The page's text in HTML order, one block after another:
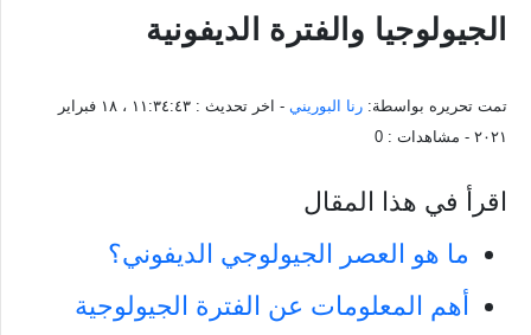
الجيولوجيا والفترة الديفونية
تمت تحريره بواسطة: رنا البوريني - اخر تحديث :
١١:٣٤:٤٣ ، ١٨ فبراير
٢٠٢١ - مشاهدات : 0
اقرأ في هذا المقال
ما هو العصر الجيولوجي الديفوني؟
أهم المعلومات عن الفترة الجيولوجية